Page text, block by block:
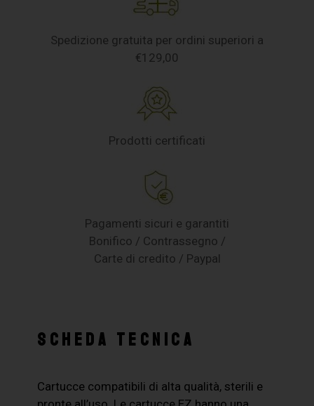
Spedizione gratuita per ordini superiori a
€129,00
Prodotti certificati
Pagamenti sicuri e garantiti
Bonifico / Contrassegno /
Carte di credito / Paypal
SCHEDA TECNICA
Cartucce compatibili di alta qualità, sterili e